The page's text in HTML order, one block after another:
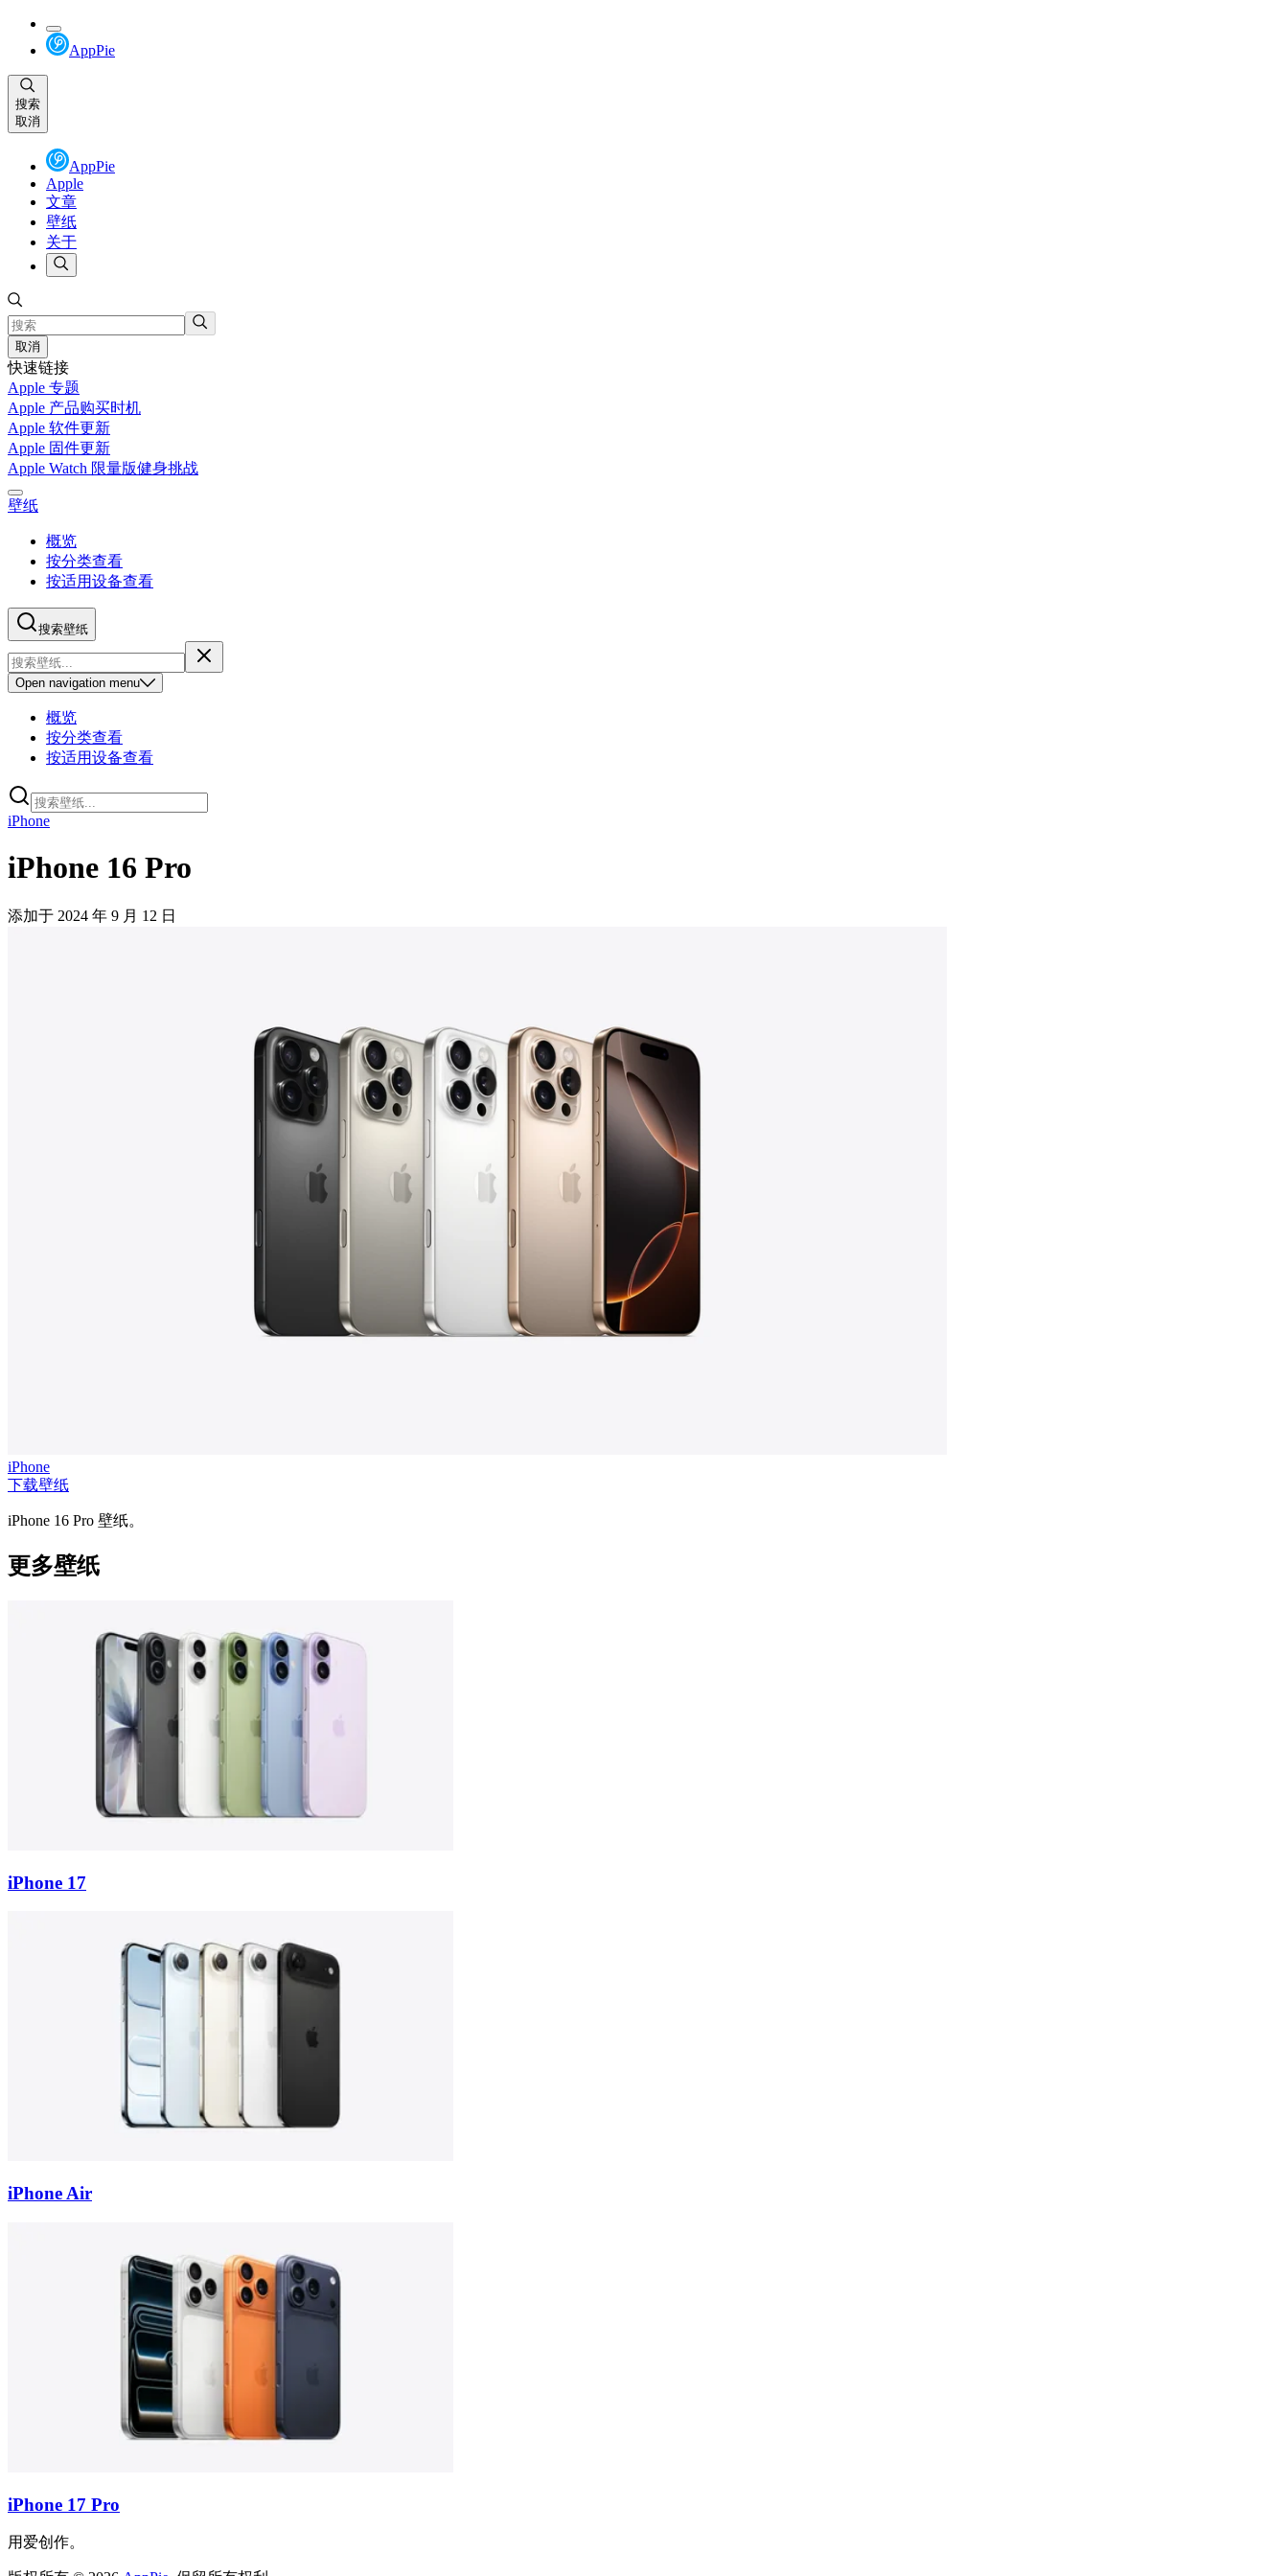
AppPie
搜索
取消
AppPie
Apple
文章
壁纸
关于
取消
快速链接
Apple 专题
Apple 产品购买时机
Apple 软件更新
Apple 固件更新
Apple Watch 限量版健身挑战
壁纸
概览
按分类查看
按适用设备查看
搜索壁纸
Open navigation menu
概览
按分类查看
按适用设备查看
iPhone
iPhone 16 Pro
添加于 2024 年 9 月 12 日
iPhone
下载壁纸
iPhone 16 Pro 壁纸。
更多壁纸
iPhone 17
iPhone Air
iPhone 17 Pro
用爱创作。